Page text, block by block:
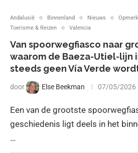
Andalusië Binnenland Nieuws
Toerisme & Reizen
Valencia
Van spoorwegfiasco naar
waarom de Baeza-Utiel-lijn
steeds geen Vía Verde
door Else Beekman 07/05/2026
Een van de grootste
geschiedenis ligt deels in het
…